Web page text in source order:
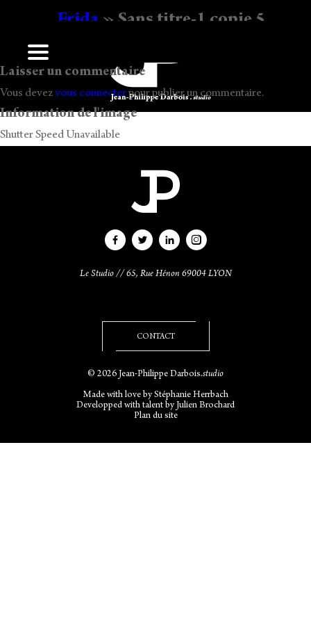
Frida » Sans titre-1 copie 5
Laisser un commentaire
Vous devezvous connecterpour publier un commentaire.
Information de l'image
Shutter Speed Unavailable
Le Studio // 65, Rue Hénon 69004 LYON
CONTACT
© 2026 Jean-Philippe Darbois.studio
Made with love byStéphanie Herrbach
Developped with talent by Julien Brochard
Plan du site